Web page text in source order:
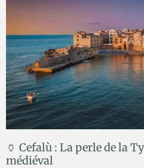
🏺 Cefalù : La perle de la
médiéval